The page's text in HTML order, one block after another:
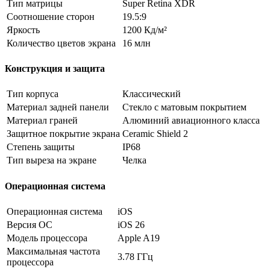
Тип матрицы
Super Retina XDR
Соотношение сторон
19.5:9
Яркость
1200 Кд/м²
Количество цветов экрана
16 млн
Конструкция и защита
Тип корпуса
Классический
Материал задней панели
Стекло с матовым покрытием
Материал граней
Алюминий авиационного класса
Защитное покрытие экрана Ceramic Shield 2
Степень защиты
IP68
Тип выреза на экране
Челка
Операционная система
Операционная система
iOS
Версия ОС
iOS 26
Модель процессора
Apple A19
Максимальная частота
процессора
3.78 ГГц